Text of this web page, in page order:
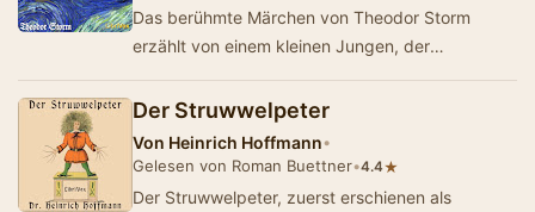
Das berühmte Märchen von Theodor Storm
erzählt von einem kleinen Jungen, der
Der Struwwelpeter
Von Heinrich Hoffmann•
Gelesen von Roman Buettner•4.4★
Der Struwwelpeter, zuerst erschienen als